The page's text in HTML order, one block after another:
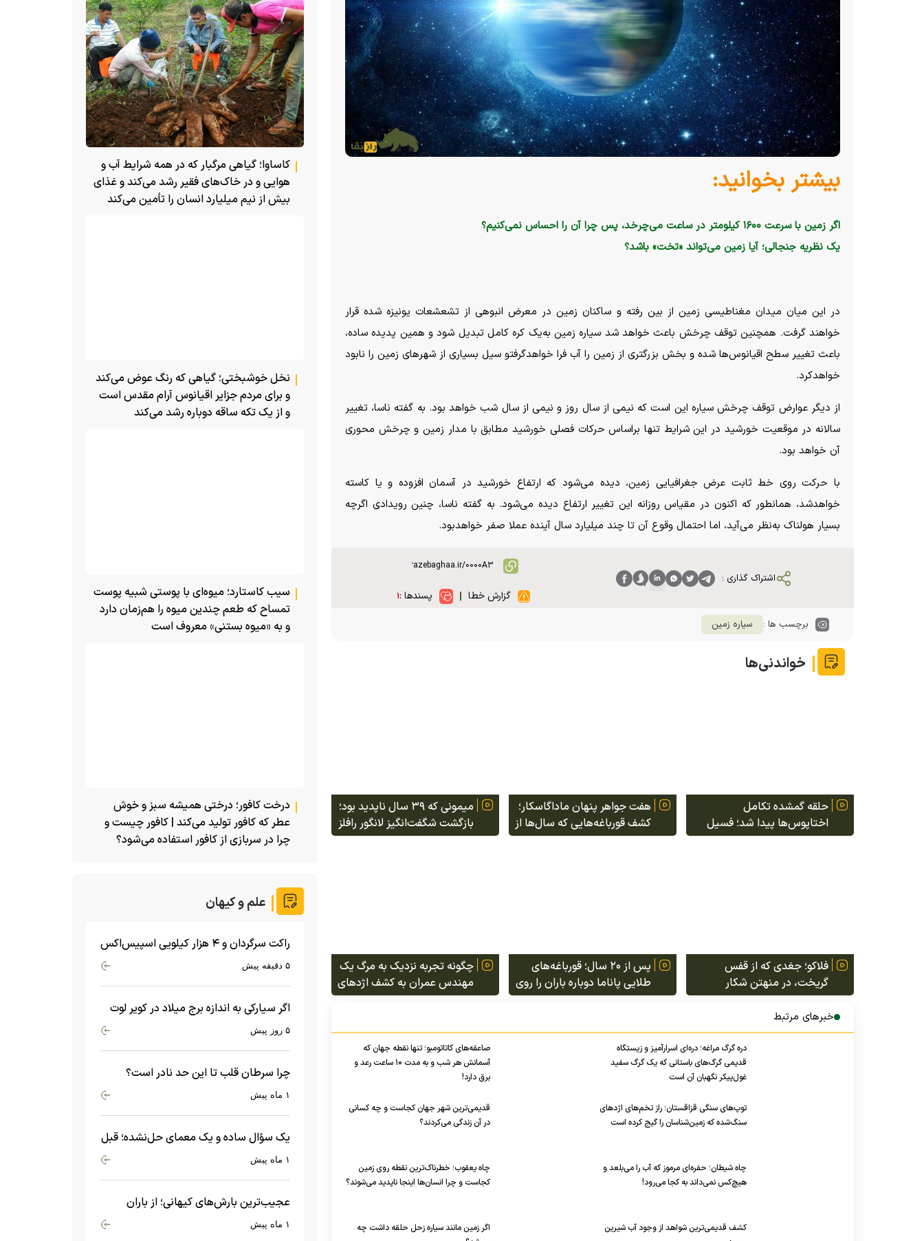
بیشتر بخوانید:
اگر زمین با سرعت ۱۶۰۰ کیلومتر در ساعت می‌چرخد، پس چرا آن را احساس نمی‌کنیم؟
یک نظریه جنجالی؛ آیا زمین می‌تواند «تخت» باشد؟
در این میان میدان مغناطیسی زمین از بین رفته و ساکنان زمین در معرض انبوهی از تشعشعات یونیزه شده قرار
خواهند گرفت. همچنین توقف چرخش باعث خواهد شد سیاره زمین به‌یک کره کامل تبدیل شود و همین پدیده ساده،
باعث تغییر سطح اقیانوس‌ها شده و بخش بزرگتری از زمین را آب فرا خواهد‌گرفتو سیل بسیاری از شهر‌های زمین را نابود
خواهد‌کرد.
از دیگر عوارض توقف چرخش سیاره این است که نیمی از سال روز و نیمی از سال شب خواهد بود. به گفته ناسا، تغییر
سالانه در موقعیت خورشید در این شرایط تنها براساس حرکات فصلی خورشید مطابق با مدار زمین و چرخش محوری
آن خواهد بود.
با حرکت روی خط ثابت عرض جغرافیایی زمین، دیده می‌شود که ارتفاع خورشید در آسمان افزوده و یا کاسته
خواهد‌شد، همانطور که اکنون در مقیاس روزانه این تغییر ارتفاع دیده می‌شود. به گفته ناسا، چنین رویدادی اگرچه
بسیار هولناک به‌نظر می‌آید، اما احتمال وقوع آن تا چند میلیارد سال آینده عملا صفر خواهد‌بود.
اشتراک گذاری :
گزارش خطا پسندها :۱
برچسب ها : سیاره زمین
خواندنی‌ها
حلقه گمشده تکامل
اختاپوس‌ها پیدا شد؛ فسیل
۵۲۰ میلیون ساله شکاف تاریخ
هفت جواهر پنهان ماداگاسکار؛
کشف قورباغه‌هایی که سال‌ها از
چشم دانشمندان دور مانده
میمونی که ۳۹ سال ناپدید بود؛
بازگشت شگفت‌انگیز لانگور رافلز
به جنگل‌های سنگاپور
فلاکو؛ جغدی که از قفس
گریخت، در منهتن شکار
آموخت و به افسانه نیویورک
تبدیل شد
پس از ۲۰ سال؛ قورباغه‌های
طلایی پاناما دوباره باران را روی
پوست خود احساس کردند
چگونه تجربه نزدیک به مرگ یک
مهندس عمران به کشف اژد‌های
دریایی ژوراسیک در ولز منجر
خبرهای مرتبط
دره گرگ مراغه؛ دره‌ای اسرارآمیز و زیستگاه
قدیمی گرگ‌های باستانی که یک گرگ سفید
غول‌پیکر نگهبان آن است
صاعقه‌های کاتاتومبو؛ تنها نقطه جهان که
آسمانش هر شب و به مدت ۱۰ ساعت رعد و
برق دارد!
توپ‌های سنگی قزاقستان؛ راز تخم‌های اژد‌های
سنگ‌شده که زمین‌شناسان را گیج کرده است
قدیمی‌ترین شهر جهان کجاست و چه کسانی
در آن زندگی می‌کردند؟
چاه شیطان؛ حفره‌ای مرموز که آب را می‌بلعد و
هیچ‌کس نمی‌داند به کجا می‌رود!
چاه یعقوب؛ خطرناک‌ترین نقطه روی زمین
کجاست و چرا انسان‌ها اینجا ناپدید می‌شوند؟
کشف قدیمی‌ترین شواهد از وجود آب شیرین
اگر زمین مانند سیاره زحل حلقه داشت چه
کاساوا؛ گیاهی مرگبار که در همه شرایط آب و
هوایی و در خاک‌های فقیر رشد می‌کند و غذای
بیش از نیم میلیارد انسان را تأمین می‌کند
نخل خوشبختی؛ گیاهی که رنگ عوض می‌کند
و برای مردم جزایر اقیانوس آرام مقدس است
و از یک تکه ساقه دوباره رشد می‌کند
سیب کاستارد؛ میوه‌ای با پوستی شبیه پوست
تمساح که طعم چندین میوه را هم‌زمان دارد
و به «میوه بستنی» معروف است
درخت کافور؛ درختی همیشه سبز و خوش
عطر که کافور تولید می‌کند | کافور چیست و
چرا در سربازی از کافور استفاده می‌شود؟
علم و کیهان
راکت سرگردان و ۴ هزار کیلویی اسپیس‌اکس
۵ دقیقه پیش
اگر سیارکی به اندازه برج میلاد در کویر لوت
سقوط کند، چه اتفاقی می‌افتد؟
۵ روز پیش
چرا سرطان قلب تا این حد نادر است؟
ماجرای معامله عجیبی که در بدن اتفاق۱ ماه پیش
یک سؤال ساده و یک معمای حل‌نشده؛ قبل
از بیگ‌بنگ و آغاز جهان چه چیزی وجود۱ ماه پیش
عجیب‌ترین بارش‌های کیهانی؛ از باران
جواهرات گران‌قیمت تا بارش آهن و شیشه۱ ماه پیش